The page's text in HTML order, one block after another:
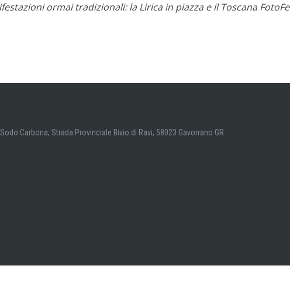
ormai tradizionali: la Lirica in piazza e il Toscana
Carbona, Strada Provinciale Bivio di Ravi, 58023 Gavorrano GR